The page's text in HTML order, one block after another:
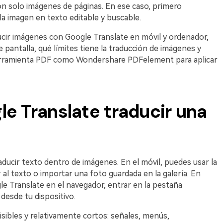
solo imágenes de páginas. En ese caso, primero
imagen en texto editable y buscable.
imágenes con Google Translate en móvil y ordenador,
qué límites tiene la traducción de imágenes y
PDF como Wondershare PDFelement para aplicar
Translate traducir una
texto dentro de imágenes. En el móvil, puedes usar la
al texto o importar una foto guardada en la galería. En
Translate en el navegador, entrar en la pestaña
tu dispositivo.
y relativamente cortos: señales, menús,